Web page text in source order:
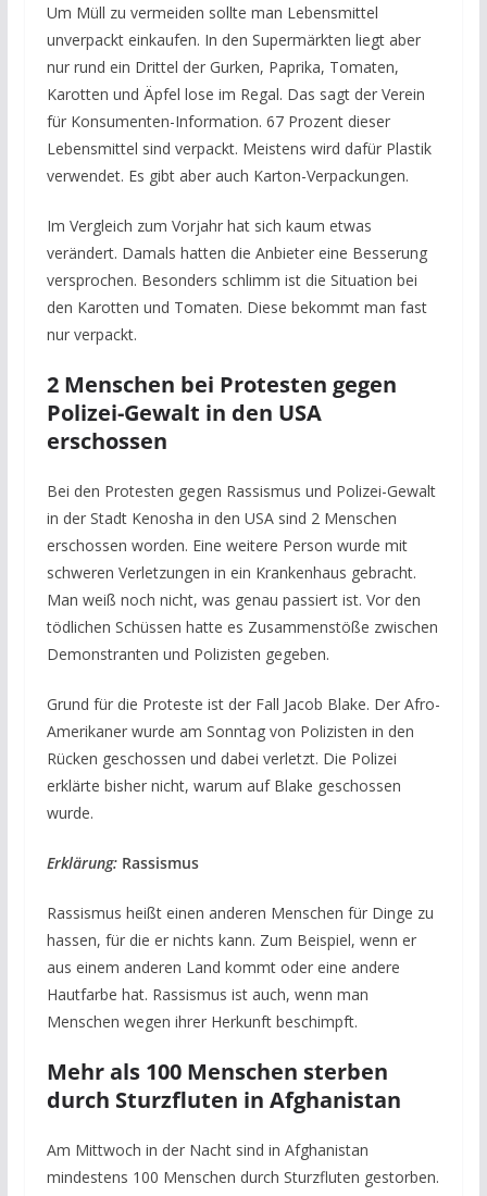
Um Müll zu vermeiden sollte man Lebensmittel
unverpackt einkaufen. In den Supermärkten liegt aber
nur rund ein Drittel der Gurken, Paprika, Tomaten,
Karotten und Äpfel lose im Regal. Das sagt der Verein
für Konsumenten-Information. 67 Prozent dieser
Lebensmittel sind verpackt. Meistens wird dafür Plastik
verwendet. Es gibt aber auch Karton-Verpackungen.
Im Vergleich zum Vorjahr hat sich kaum etwas
verändert. Damals hatten die Anbieter eine Besserung
versprochen. Besonders schlimm ist die Situation bei
den Karotten und Tomaten. Diese bekommt man fast
nur verpackt.
2 Menschen bei Protesten gegen
Polizei-Gewalt in den USA
erschossen
Bei den Protesten gegen Rassismus und Polizei-Gewalt
in der Stadt Kenosha in den USA sind 2 Menschen
erschossen worden. Eine weitere Person wurde mit
schweren Verletzungen in ein Krankenhaus gebracht.
Man weiß noch nicht, was genau passiert ist. Vor den
tödlichen Schüssen hatte es Zusammenstöße zwischen
Demonstranten und Polizisten gegeben.
Grund für die Proteste ist der Fall Jacob Blake. Der Afro-
Amerikaner wurde am Sonntag von Polizisten in den
Rücken geschossen und dabei verletzt. Die Polizei
erklärte bisher nicht, warum auf Blake geschossen
wurde.
Erklärung: Rassismus
Rassismus heißt einen anderen Menschen für Dinge zu
hassen, für die er nichts kann. Zum Beispiel, wenn er
aus einem anderen Land kommt oder eine andere
Hautfarbe hat. Rassismus ist auch, wenn man
Menschen wegen ihrer Herkunft beschimpft.
Mehr als 100 Menschen sterben
durch Sturzfluten in Afghanistan
Am Mittwoch in der Nacht sind in Afghanistan
mindestens 100 Menschen durch Sturzfluten gestorben.